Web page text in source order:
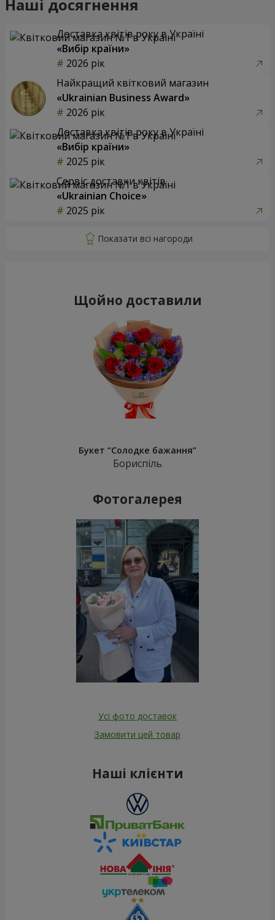
Наші досягнення
Доставка квітів року в Україні
«Вибір країни»
2026 рік
Найкращий квітковий магазин
«Ukrainian Business Award»
2026 рік
Доставка квітів року в Україні
«Вибір країни»
2025 рік
Сервіс доставки квітів
«Ukrainian Choice»
2025 рік
Щойно доставили
Букет “Солодке бажання”
Бориспіль
Фотогалерея
Усі фото доставок
Замовити цей товар
Наші клієнти